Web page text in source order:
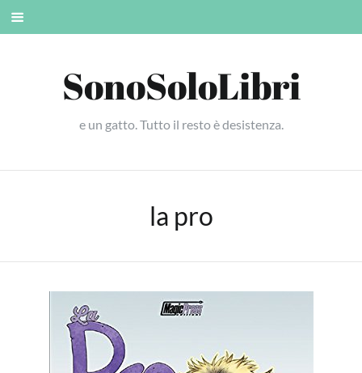
Skip
SonoSoloLibri
e un gatto. Tutto il resto è desistenza.
la pro